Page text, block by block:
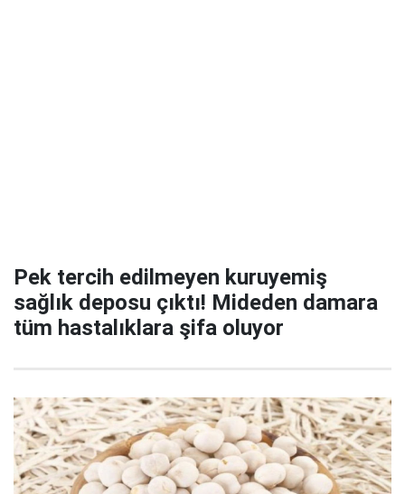
Pek tercih edilmeyen kuruyemiş
sağlık deposu çıktı! Mideden damara
tüm hastalıklara şifa oluyor